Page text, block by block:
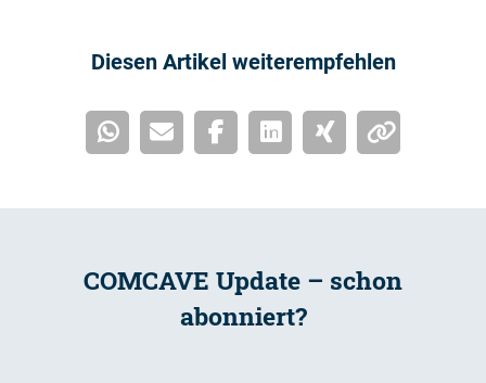
Diesen Artikel weiterempfehlen
COMCAVE Update – schon
abonniert?